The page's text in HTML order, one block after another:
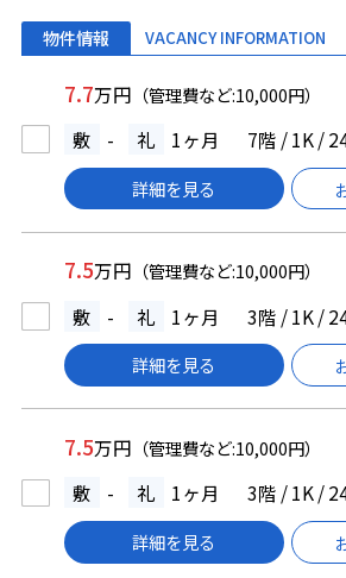
物件情報 VACANCY INFORMATION
7.7万円 （管理費など:10,000円）
敷 - 礼 1ヶ月 7階 / 1K /
詳細を見る
7.5万円 （管理費など:10,000円）
敷 - 礼 1ヶ月 3階 / 1K /
詳細を見る
7.5万円 （管理費など:10,000円）
敷 - 礼 1ヶ月 3階 / 1K /
詳細を見る